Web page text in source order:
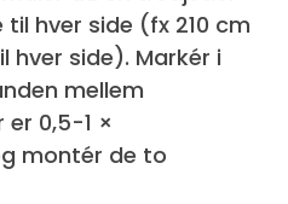
hver side (fx 210 cm
side). Markér i
mellem
0,5-1 ×
montér de to